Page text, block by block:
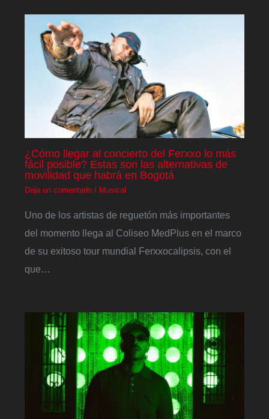
¿Cómo llegar al concierto del Ferxxo lo más
fácil posible? Estas son las alternativas de
movilidad que habrá en Bogotá
Deja un comentario / Musical
Uno de los artistas de reguetón más importantes
del momento llega al Coliseo MedPlus en el marco
de su exitoso tour mundial Ferxxocalipsis, con el
que…